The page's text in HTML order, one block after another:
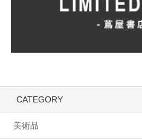
CATEGORY
美術品